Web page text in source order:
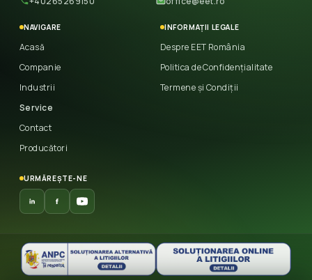
NAVIGARE
Acasă
Companie
Industrii
Service
Contact
Producători
INFORMAȚII LEGALE
Despre EET România
Politica de Confidențialitate
Termene și Condiții
URMĂREȘTE-NE